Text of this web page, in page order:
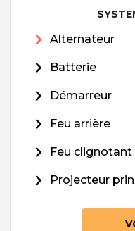
Alternateur
Batterie
Démarreur
Feu arrière
Feu clignotant
Projecteur